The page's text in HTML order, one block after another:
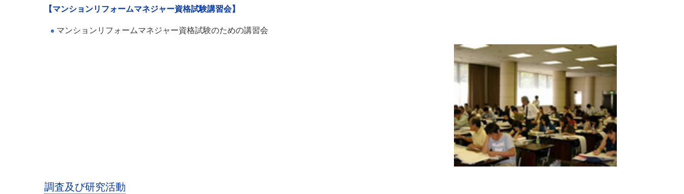
【マンションリフォームマネジャー資格試験講習会】
マンションリフォームマネジャー資格試験のための講習会
調査及び研究活動